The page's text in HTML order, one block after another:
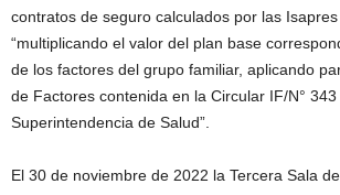
contratos de seguro calculados por las
“multiplicando el valor del plan base
de los factores del grupo familiar, aplicando
de Factores contenida en la Circular IF/N° 343
Superintendencia de Salud”.
El 30 de noviembre de 2022 la Tercera Sala